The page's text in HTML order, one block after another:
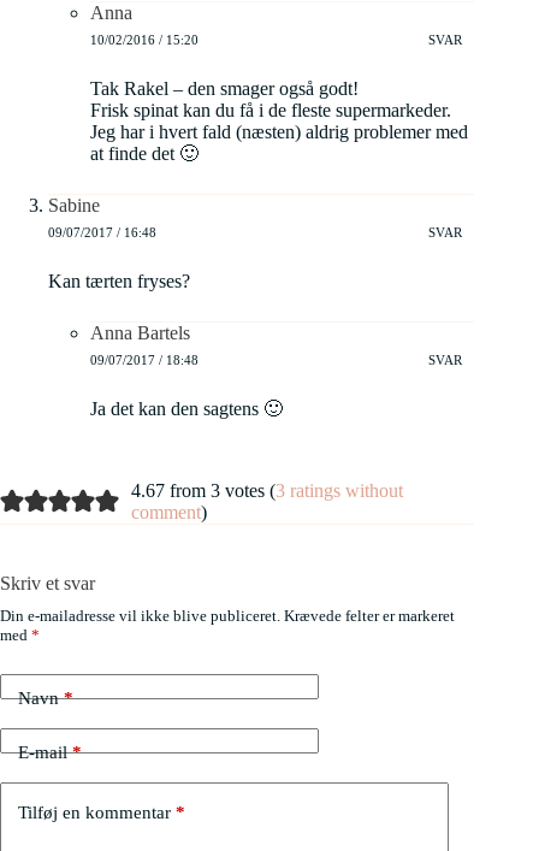
Anna
10/02/2016 / 15:20 SVAR
Tak Rakel – den smager også godt!
Frisk spinat kan du få i de fleste supermarkeder.
Jeg har i hvert fald (næsten) aldrig problemer med
at finde det 🙂
Sabine
09/07/2017 / 16:48 SVAR
Kan tærten fryses?
Anna Bartels
09/07/2017 / 18:48 SVAR
Ja det kan den sagtens 🙂
4.67 from 3 votes (3 ratings without
comment)
Skriv et svar
Din e-mailadresse vil ikke blive publiceret. Krævede felter er markeret
med *
Navn*
E-mail*
Tilføj en kommentar *